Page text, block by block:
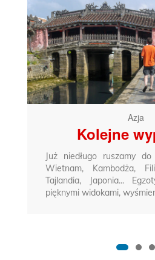
Azja
Kolejne
Już niedługo ruszamy
Wietnam, Kambodża,
Tajlandia, Japonia...
pięknymi widokami,